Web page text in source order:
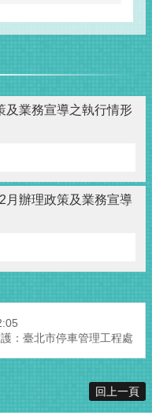
及業務宣導之執行情形
月辦理政策及業務宣導
：臺北市停車管理工程處
回上一頁